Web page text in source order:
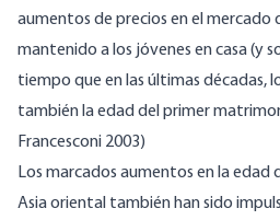
aumentos de precios en el mercado
mantenido a los jóvenes en casa (y
tiempo que en las últimas décadas,
también la edad del primer
Francesconi 2003)
Los marcados aumentos en la
Asia oriental también han sido